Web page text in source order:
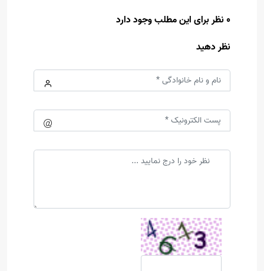
0 نظر برای این مطلب وجود دارد
نظر دهید